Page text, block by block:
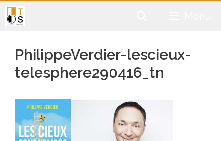
Aller
au
PhilippeVerdier-lescieux-
telesphere290416_tn